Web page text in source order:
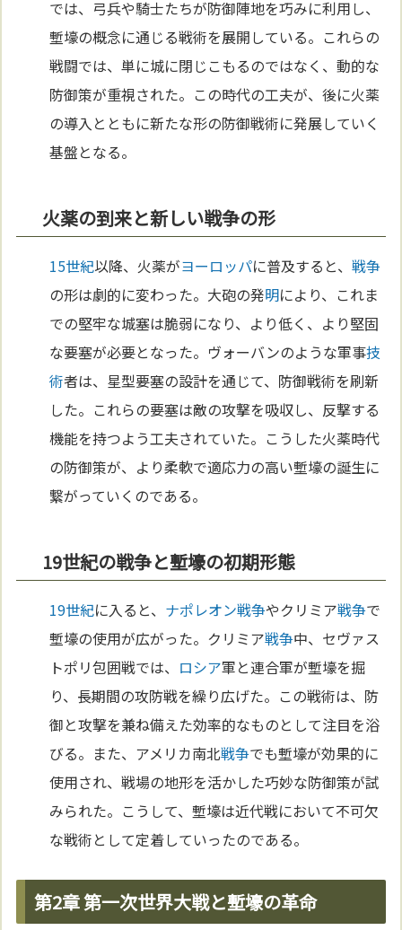
では、弓兵や騎士たちが防御陣地を巧みに利用し、
塹壕の概念に通じる戦術を展開している。これらの
戦闘では、単に城に閉じこもるのではなく、動的な
防御策が重視された。この時代の工夫が、後に火薬
の導入とともに新たな形の防御戦術に発展していく
基盤となる。
火薬の到来と新しい戦争の形
15世紀以降、火薬がヨーロッパに普及すると、戦争
の形は劇的に変わった。大砲の発明により、これま
での堅牢な城塞は脆弱になり、より低く、より堅固
な要塞が必要となった。ヴォーバンのような軍事技
術者は、星型要塞の設計を通じて、防御戦術を刷新
した。これらの要塞は敵の攻撃を吸収し、反撃する
機能を持つよう工夫されていた。こうした火薬時代
の防御策が、より柔軟で適応力の高い塹壕の誕生に
繋がっていくのである。
19世紀の戦争と塹壕の初期形態
19世紀に入ると、 ナポレオン戦争やクリミア戦争で
塹壕の使用が広がった。クリミア戦争中、セヴァス
トポリ包囲戦では、 ロシア軍と連合軍が塹壕を掘
り、長期間の攻防戦を繰り広げた。この戦術は、防
御と攻撃を兼ね備えた効率的なものとして注目を浴
びる。また、アメリカ南北戦争でも塹壕が効果的に
使用され、戦場の地形を活かした巧妙な防御策が試
みられた。こうして、塹壕は近代戦において不可欠
な戦術として定着していったのである。
第2章 第一次世界大戦と塹壕の革命